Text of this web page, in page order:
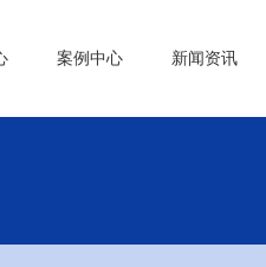
案例中心 新闻资讯